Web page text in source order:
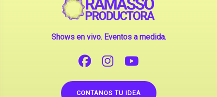
Shows en vivo. Eventos a medida.
CONTANOS TU IDEA